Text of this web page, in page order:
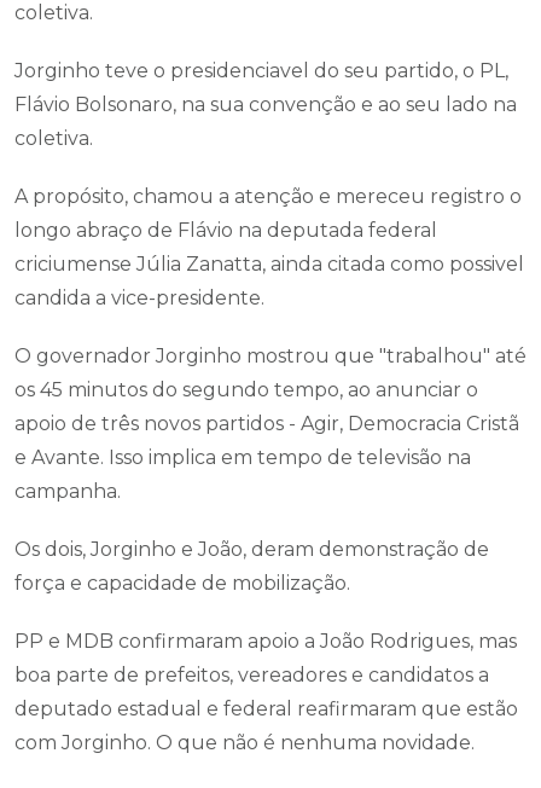
coletiva.
Jorginho teve o presidenciavel do seu partido, o PL,
Flávio Bolsonaro, na sua convenção e ao seu lado na
coletiva.
A propósito, chamou a atenção e mereceu registro o
longo abraço de Flávio na deputada federal
criciumense Júlia Zanatta, ainda citada como possivel
candida a vice-presidente.
O governador Jorginho mostrou que "trabalhou" até
os 45 minutos do segundo tempo, ao anunciar o
apoio de três novos partidos - Agir, Democracia Cristã
e Avante. Isso implica em tempo de televisão na
campanha.
Os dois, Jorginho e João, deram demonstração de
força e capacidade de mobilização.
PP e MDB confirmaram apoio a João Rodrigues, mas
boa parte de prefeitos, vereadores e candidatos a
deputado estadual e federal reafirmaram que estão
com Jorginho. O que não é nenhuma novidade.